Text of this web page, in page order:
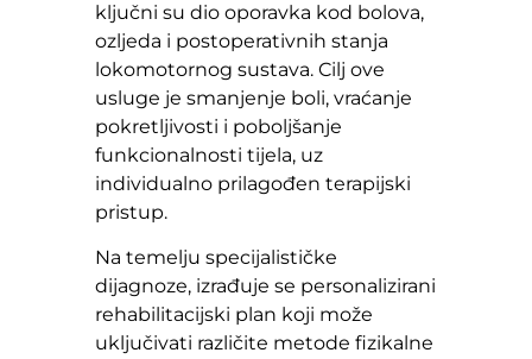
ključni su dio oporavka kod bolova,
ozljeda i postoperativnih stanja
lokomotornog sustava. Cilj ove
usluge je smanjenje boli, vraćanje
pokretljivosti i poboljšanje
funkcionalnosti tijela, uz
individualno prilagođen terapijski
pristup.
Na temelju specijalističke
dijagnoze, izrađuje se personalizirani
rehabilitacijski plan koji može
uključivati različite metode fizikalne